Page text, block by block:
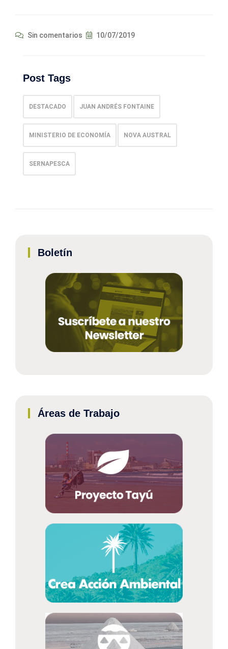
Sin comentarios 10/07/2019
Post Tags
DESTACADO JUAN ANDRÉS FONTAINE
MINISTERIO DE ECONOMÍA NOVA AUSTRAL
SERNAPESCA
Boletín
Áreas de Trabajo